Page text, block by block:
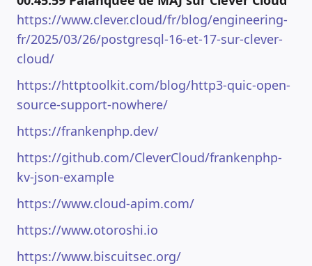
https://www.clever.cloud/fr/blog/engineering-
fr/2025/03/26/postgresql-16-et-17-sur-clever-
cloud/
https://httptoolkit.com/blog/http3-quic-open-
source-support-nowhere/
https://frankenphp.dev/
https://github.com/CleverCloud/frankenphp-
kv-json-example
https://www.cloud-apim.com/
https://www.otoroshi.io
https://www.biscuitsec.org/